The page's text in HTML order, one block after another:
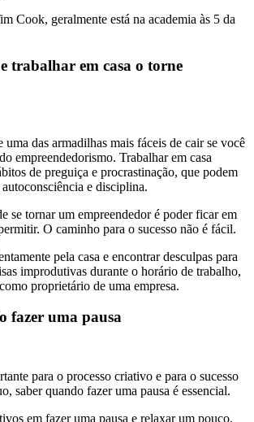
Cook, geralmente está na academia às 5 da
trabalhar em casa o torne
uma das armadilhas mais fáceis de cair se você
empreendedorismo. Trabalhar em casa
de preguiça e procrastinação, que podem
e disciplina.
se tornar um empreendedor é poder ficar em
O caminho para o sucesso não é fácil.
pela casa e encontrar desculpas para
improdutivas durante o horário de trabalho,
proprietário de uma empresa.
fazer uma pausa
para o processo criativo e para o sucesso
saber quando fazer uma pausa é essencial.
em fazer uma pausa e relaxar um pouco,